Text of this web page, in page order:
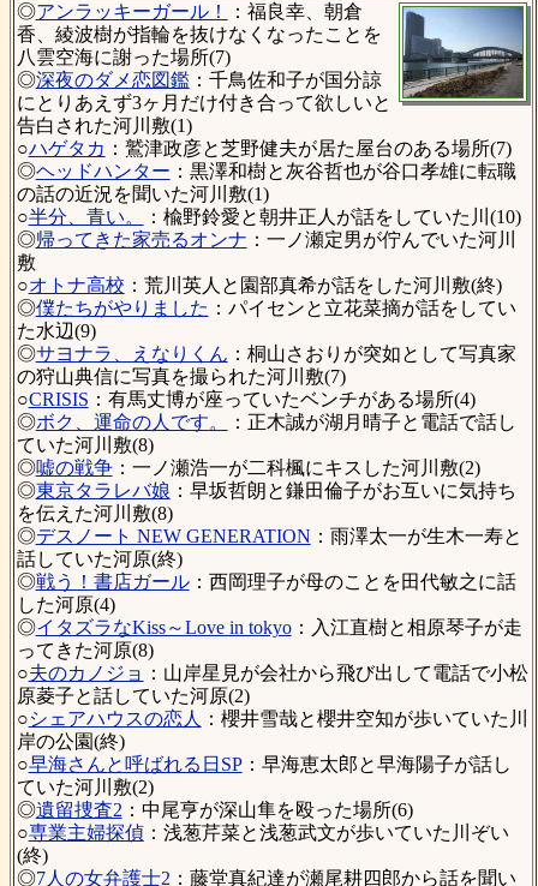
◎アンラッキーガール！
：福良幸、朝倉
香、綾波樹が指輪を抜けなくなったことを
八雲空海に謝った場所(7)
◎深夜のダメ恋図鑑：千鳥佐和子が国分諒
にとりあえず3ヶ月だけ付き合って欲しいと
告白された河川敷(1)
○ハゲタカ ：鷲津政彦と芝野健夫が居た屋台のある場所(7)
◎ヘッドハンター ：黒澤和樹と灰谷哲也が谷口孝雄に転職
の話の近況を聞いた河川敷(1)
○半分、青い。
：楡野鈴愛と朝井正人が話をしていた川(10)
◎帰ってきた家売るオンナ ：一ノ瀬定男が佇んでいた河川
敷
○オトナ高校 ：荒川英人と園部真希が話をした河川敷(終)
◎僕たちがやりました ：パイセンと立花菜摘が話をしてい
た水辺(9)
◎サヨナラ、えなりくん ：桐山さおりが突如として写真家
の狩山典信に写真を撮られた河川敷(7)
○CRISIS ：有馬丈博が座っていたベンチがある場所(4)
◎ボク、運命の人です。
：正木誠が湖月晴子と電話で話し
ていた河川敷(8)
◎嘘の戦争：一ノ瀬浩一が二科楓にキスした河川敷(2)
◎東京タラレバ娘 ：早坂哲朗と鎌田倫子がお互いに気持ち
を伝えた河川敷(8)
◎デスノート NEW GENERATION ：雨澤太一が生木一寿と
話していた河原(終)
◎戦う！書店ガール：西岡理子が母のことを田代敏之に話
した河原(4)
◎イタズラなKiss～Love in tokyo：入江直樹と相原琴子が走
ってきた河原(8)
○夫のカノジョ ：山岸星見が会社から飛び出して電話で小松
原菱子と話していた河原(2)
○シェアハウスの恋人
：櫻井雪哉と櫻井空知が歩いていた川
岸の公園(終)
○早海さんと呼ばれる日SP：早海恵太郎と早海陽子が話し
ていた河川敷(2)
◎遺留捜査2 ：中尾亨が深山隼を殴った場所(6)
○専業主婦探偵：浅葱芹菜と浅葱武文が歩いていた川ぞい
(終)
◎7人の女弁護士2 ：藤堂真紀達が瀬尾耕四郎から話を聞い